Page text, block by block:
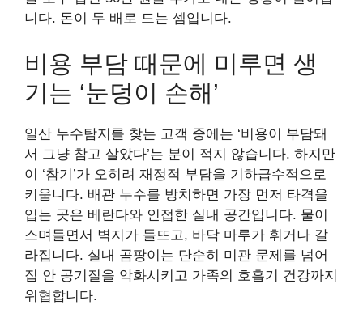
니다. 돈이 두 배로 드는 셈입니다.
비용 부담 때문에 미루면 생
기는 ‘눈덩이 손해’
일산 누수탐지를 찾는 고객 중에는 ‘비용이 부담돼
서 그냥 참고 살았다’는 분이 적지 않습니다. 하지만
이 ‘참기’가 오히려 재정적 부담을 기하급수적으로
키웁니다. 배관 누수를 방치하면 가장 먼저 타격을
입는 곳은 베란다와 인접한 실내 공간입니다. 물이
스며들면서 벽지가 들뜨고, 바닥 마루가 휘거나 갈
라집니다. 실내 곰팡이는 단순히 미관 문제를 넘어
집 안 공기질을 악화시키고 가족의 호흡기 건강까지
위협합니다.